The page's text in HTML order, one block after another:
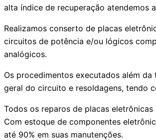
alta índice de recuperação atendemos
Realizamos conserto de placas
circuitos de potência e/ou lógicos
analógicos.
Os procedimentos executados além
geral do circuito e resoldagens, tendo
Todos os reparos de placas
Com estoque de componentes
até 90% em suas manutenções.